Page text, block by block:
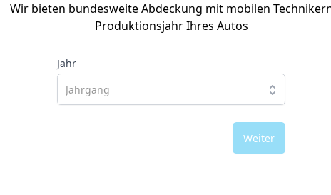
Wir bieten bundesweite Abdeckung mit mobilen
Produktionsjahr Ihres Autos
Jahr
Weiter